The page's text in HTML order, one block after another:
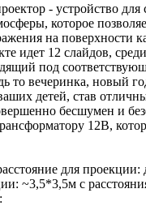
- устройство для
которое
на поверхности
идет 12 слайдов,
под
то вечеринка, новый
детей, став
бесшумен и
12В,
для проекции:
~3,5*3,5м с